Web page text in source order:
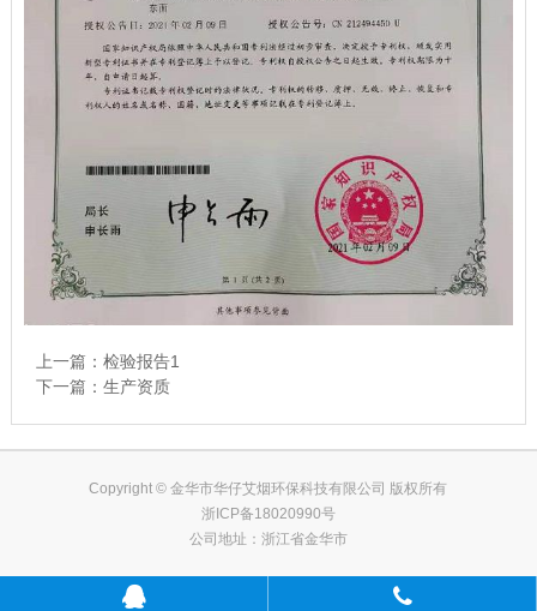
上一篇： 检验报告1
下一篇： 生产资质
Copyright © 金华市华仔艾烟环保科技有限公司 版权所有
浙ICP备18020990号
公司地址：浙江省金华市